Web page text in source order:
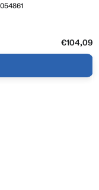
€104,09